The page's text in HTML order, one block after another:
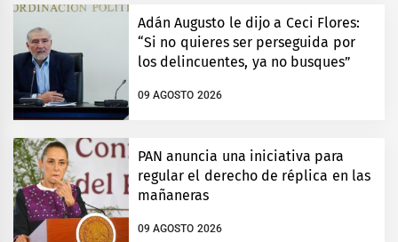
Adán Augusto le dijo a Ceci Flores:
“Si no quieres ser perseguida por
los delincuentes, ya no busques”
09 AGOSTO 2026
PAN anuncia una iniciativa para
regular el derecho de réplica en las
mañaneras
09 AGOSTO 2026